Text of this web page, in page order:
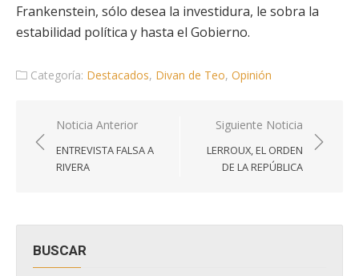
Frankenstein, sólo desea la investidura, le sobra la
estabilidad política y hasta el Gobierno.
Categoría: Destacados, Divan de Teo, Opinión
Navegación
de
entradas
Noticia Anterior
ENTREVISTA FALSA A
RIVERA
Siguiente Noticia
LERROUX, EL ORDEN
DE LA REPÚBLICA
BUSCAR